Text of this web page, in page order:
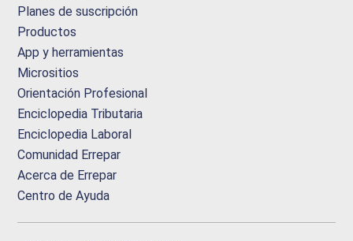
Planes de suscripción
Productos
App y herramientas
Micrositios
Orientación Profesional
Enciclopedia Tributaria
Enciclopedia Laboral
Comunidad Errepar
Acerca de Errepar
Centro de Ayuda